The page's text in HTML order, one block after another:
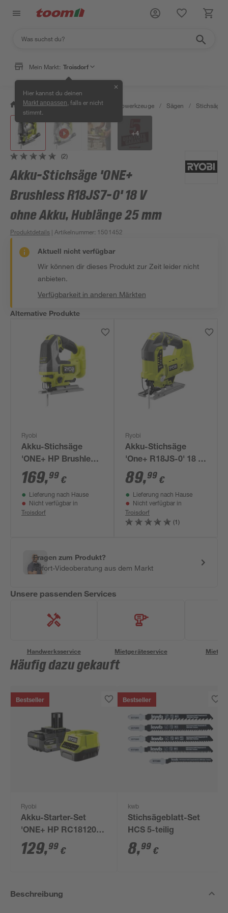
Mein Markt: Troisdorf
Hier kannst du deinen
Markt anpassen , falls er nicht
stimmt.
✕
/ Werkstatt & Maschinen / Elektrowerkzeuge / Sägen / Stichsägen
+4
(2)
Akku-Stichsäge 'ONE+
Brushless R18JS7-0' 18 V
ohne Akku, Hublänge 25 mm
Produktdetails | Artikelnummer: 1501452
Aktuell nicht verfügbar
Wir können dir dieses Produkt zur Zeit leider nicht
anbieten.
Verfügbarkeit in anderen Märkten
Alternative Produkte
Ryobi
Akku-Stichsäge
'ONE+ HP Brushless
RJS18X-0' 18 V ohne
Akku, Hublänge 25
mm
169,99 €
Lieferung nach Hause
Nicht verfügbar in
Troisdorf
Ryobi
Akku-Stichsäge
'One+ R18JS-0' 18 V
ohne Akku, Hublänge
25 mm
89,99 €
Lieferung nach Hause
Nicht verfügbar in
Troisdorf
(1)
Fragen zum Produkt?
Sofort-Videoberatung aus dem Markt
Unsere passenden Services
Handwerksservice Mietgeräteservice
Häufig dazu gekauft
Bestseller
Ryobi
Akku-Starter-Set
'ONE+ HP RC18120-
150X' 18 V 5,0 Ah mit
Akku und Ladegerät
129,99 €
Bestseller
kwb
Stichsägeblatt-Set
HCS 5-teilig
8,99 €
Beschreibung